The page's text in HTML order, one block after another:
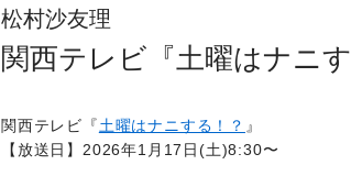
松村沙友理
関西テレビ『土曜はナニ
関西テレビ『土曜はナニする！？ 』
【放送日】2026年1月17日(土)8:30〜